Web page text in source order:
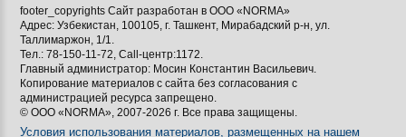
footer_copyrights Сайт разработан в ООО «NORMA»
Адрес: Узбекистан, 100105, г. Ташкент, Мирабадский р-н, ул.
Таллимаржон, 1/1.
Тел.: 78-150-11-72, Call-центр:1172.
Главный администратор: Мосин Константин Васильевич.
Копирование материалов с сайта без согласования с
администрацией ресурса запрещено.
© ООО «NORMA», 2007-2026 г. Все права защищены.
Условия использования материалов, размещенных на нашем